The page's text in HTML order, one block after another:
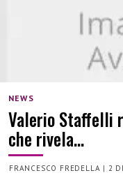
NEWS
Valerio Staffelli
che rivela…
FRANCESCO FREDELLA | 2